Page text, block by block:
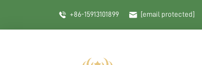
+86-15913101899 [email protected]